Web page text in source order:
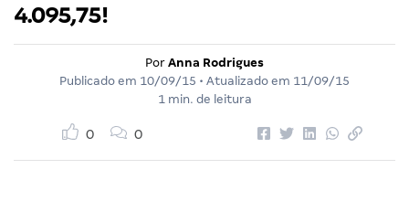
4.095,75!
Por Anna Rodrigues
Publicado em 10/09/15 • Atualizado em 11/09/15
1 min. de leitura
0 0